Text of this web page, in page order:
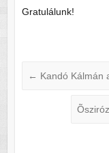
Gratulálunk!
← Kandó Kálmán